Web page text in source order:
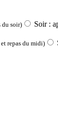
du soir) Soir :
repas du midi)